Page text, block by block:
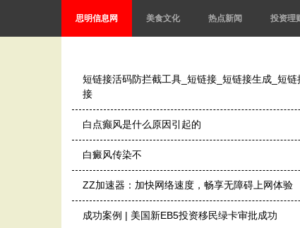
思明信息网 美食文化 热点新闻 投资理
短链接活码防拦截工具_短链接_短链接生成_短
接
白点癫风是什么原因引起的
白癜风传染不
ZZ加速器：加快网络速度，畅享无障碍上网体验
成功案例 | 美国新EB5投资移民绿卡审批成功